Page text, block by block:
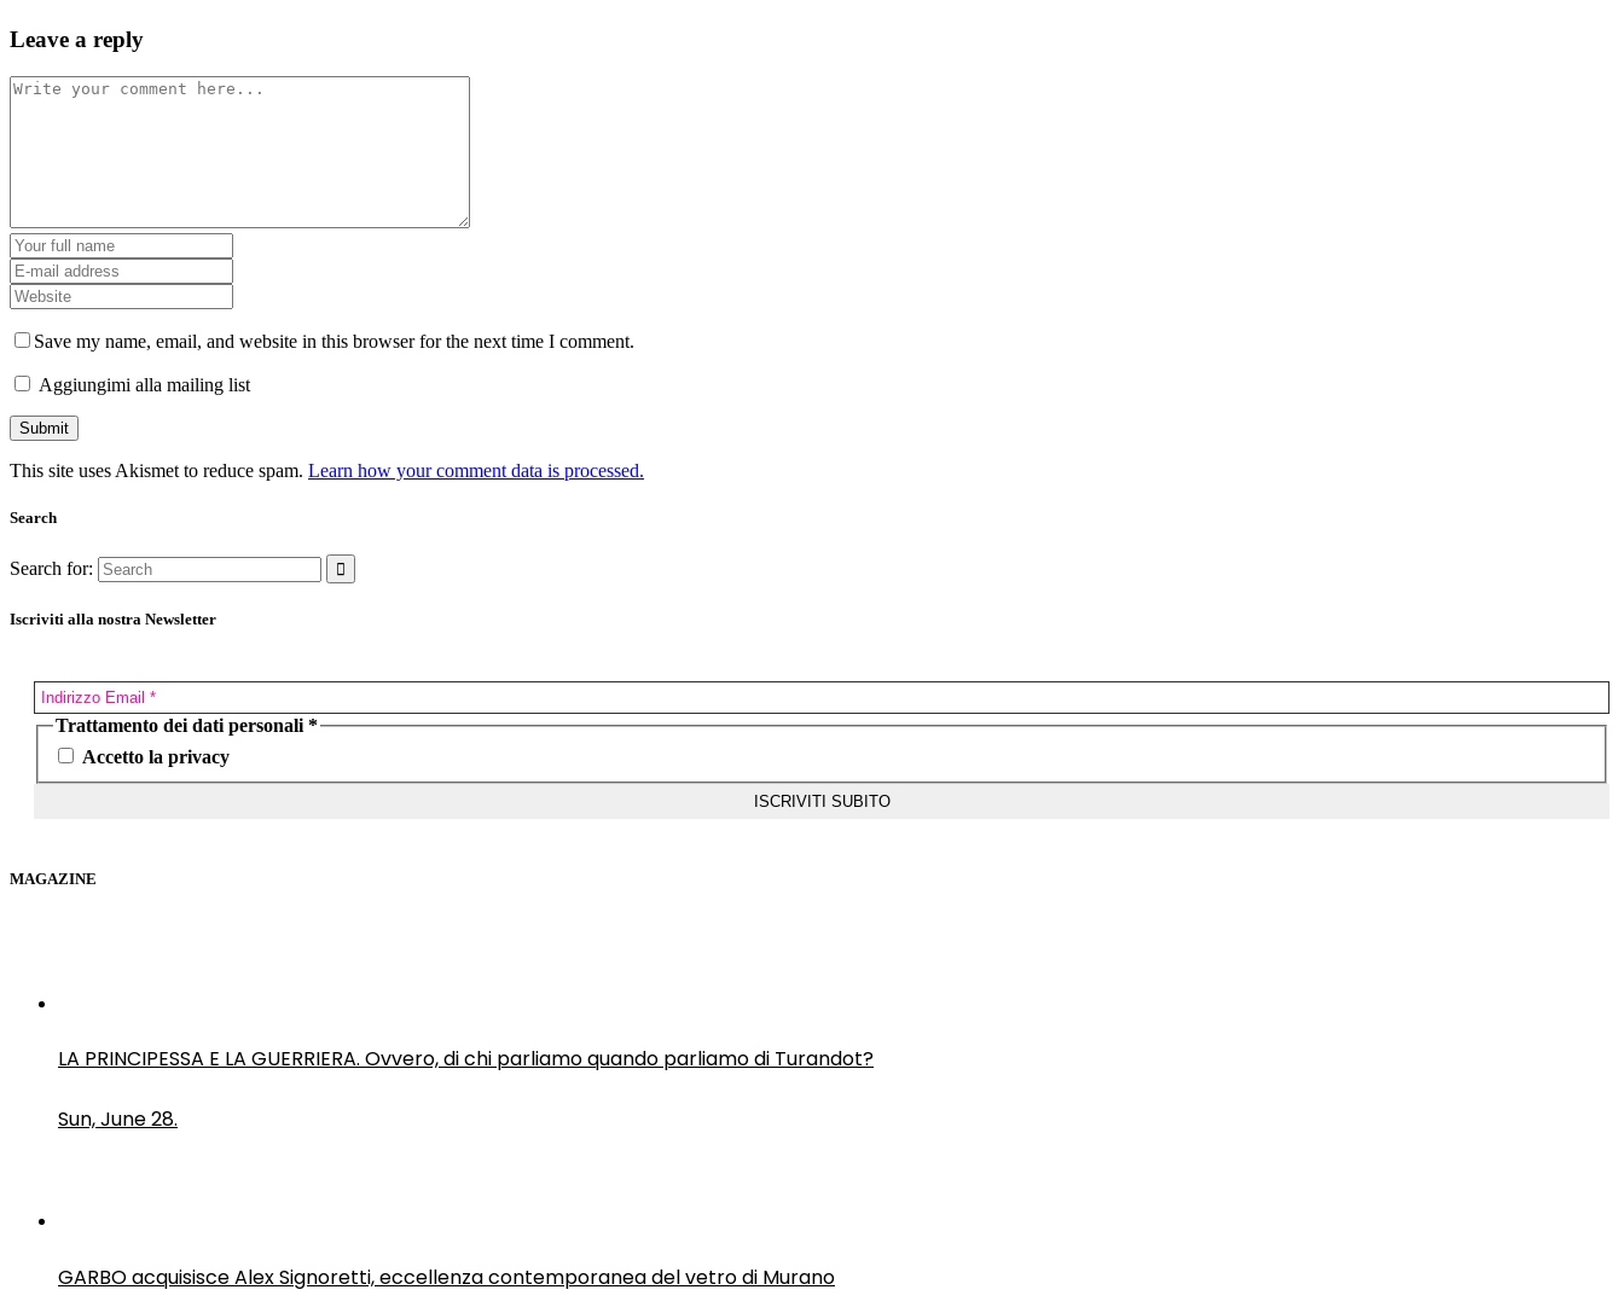
Leave a reply
Save my name, email, and website in this browser for the next time I comment.
Aggiungimi alla mailing list
This site uses Akismet to reduce spam. Learn how your comment data is processed.
Search
Search for:
Iscriviti alla nostra Newsletter
Trattamento dei dati personali *
Accetto la privacy
MAGAZINE
LA PRINCIPESSA E LA GUERRIERA. Ovvero, di chi parliamo quando parliamo di Turandot?
Sun, June 28.
GARBO acquisisce Alex Signoretti, eccellenza contemporanea del vetro di Murano